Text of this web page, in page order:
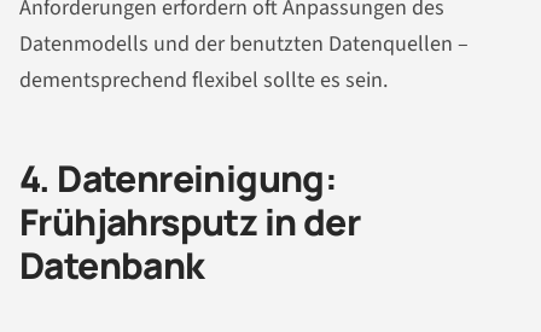
Anforderungen erfordern oft Anpassungen des
Datenmodells und der benutzten Datenquellen –
dementsprechend flexibel sollte es sein.
4. Datenreinigung:
Frühjahrsputz in der
Datenbank